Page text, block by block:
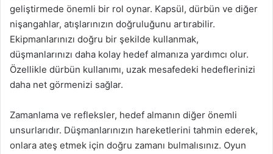
geliştirmede önemli bir rol oynar. Kapsül, dürbün ve diğer
nişangahlar, atışlarınızın doğruluğunu artırabilir.
Ekipmanlarınızı doğru bir şekilde kullanmak,
düşmanlarınızı daha kolay hedef almanıza yardımcı olur.
Özellikle dürbün kullanımı, uzak mesafedeki hedeflerinizi
daha net görmenizi sağlar.
Zamanlama ve refleksler, hedef almanın diğer önemli
unsurlarıdır. Düşmanlarınızın hareketlerini tahmin ederek,
onlara ateş etmek için doğru zamanı bulmalısınız. Oyun